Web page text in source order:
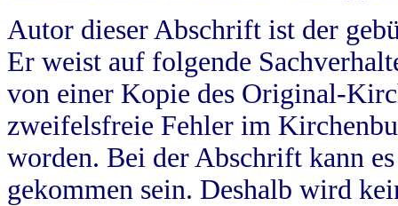
Autor dieser Abschrift ist der
Er weist auf folgende
von einer Kopie des Original-
zweifelsfreie Fehler im
worden. Bei der Abschrift kann
gekommen sein. Deshalb wird